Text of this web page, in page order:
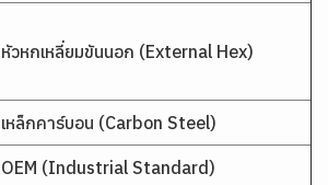
หัวหกเหลี่ยมขันนอก (External Hex)
เหล็กคาร์บอน (Carbon Steel)
OEM (Industrial Standard)